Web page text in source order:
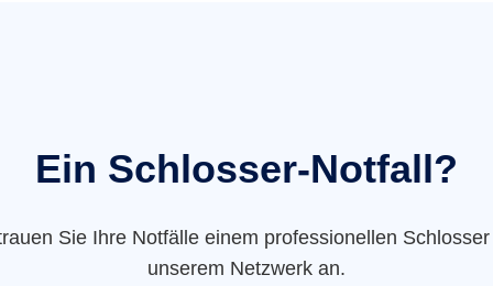
Ein Schlosser-Notfall?
Sie Ihre Notfälle einem professionellen
unserem Netzwerk an.